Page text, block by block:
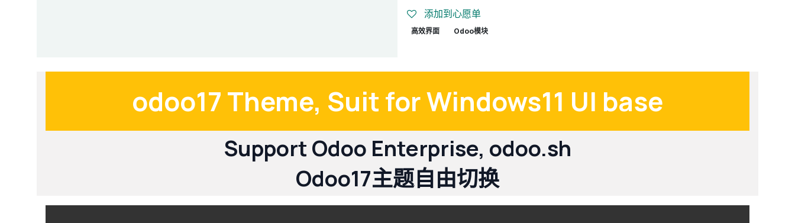
添加到心愿单
高效界面 Odoo模块
odoo17 Theme, Suit for Windows11 UI base
Support Odoo Enterprise, odoo.sh
Odoo17主题自由切换